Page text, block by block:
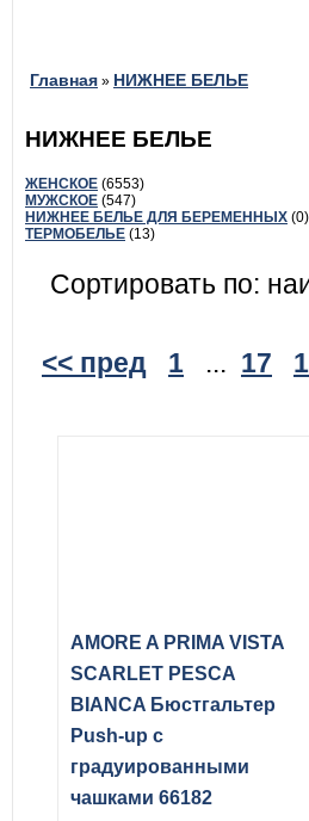
Главная » НИЖНЕЕ БЕЛЬЕ
НИЖНЕЕ БЕЛЬЕ
ЖЕНСКОЕ (6553)
МУЖСКОЕ (547)
НИЖНЕЕ БЕЛЬЕ ДЛЯ БЕРЕМЕННЫХ (0)
ТЕРМОБЕЛЬЕ (13)
Сортировать по:
<< пред 1 ... 17
AMORE A PRIMA VISTA
SCARLET PESCA
BIANCA Бюстгальтер
Push-up с
градуированными
чашками 66182